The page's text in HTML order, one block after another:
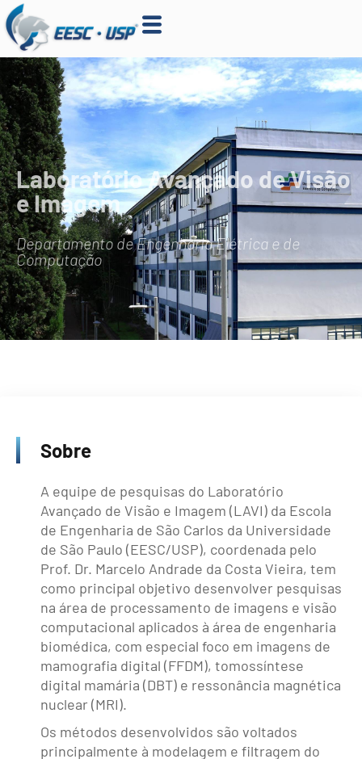
Laboratório Avançado de Visão
e Imagem
Departamento de Engenharia Elétrica e de
Computação
Sobre
A equipe de pesquisas do Laboratório
Avançado de Visão e Imagem (LAVI) da Escola
de Engenharia de São Carlos da Universidade
de São Paulo (EESC/USP), coordenada pelo
Prof. Dr. Marcelo Andrade da Costa Vieira, tem
como principal objetivo desenvolver pesquisas
na área de processamento de imagens e visão
computacional aplicados à área de engenharia
biomédica, com especial foco em imagens de
mamografia digital (FFDM), tomossíntese
digital mamária (DBT) e ressonância magnética
nuclear (MRI).
Os métodos desenvolvidos são voltados
principalmente à modelagem e filtragem do